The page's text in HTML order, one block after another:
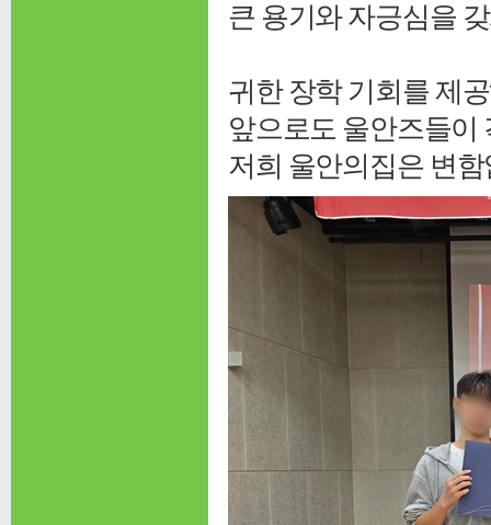
큰 용기와 자긍심을
귀한 장학 기회를 제
앞으로도 울안즈들이
저희 울안의집은 변